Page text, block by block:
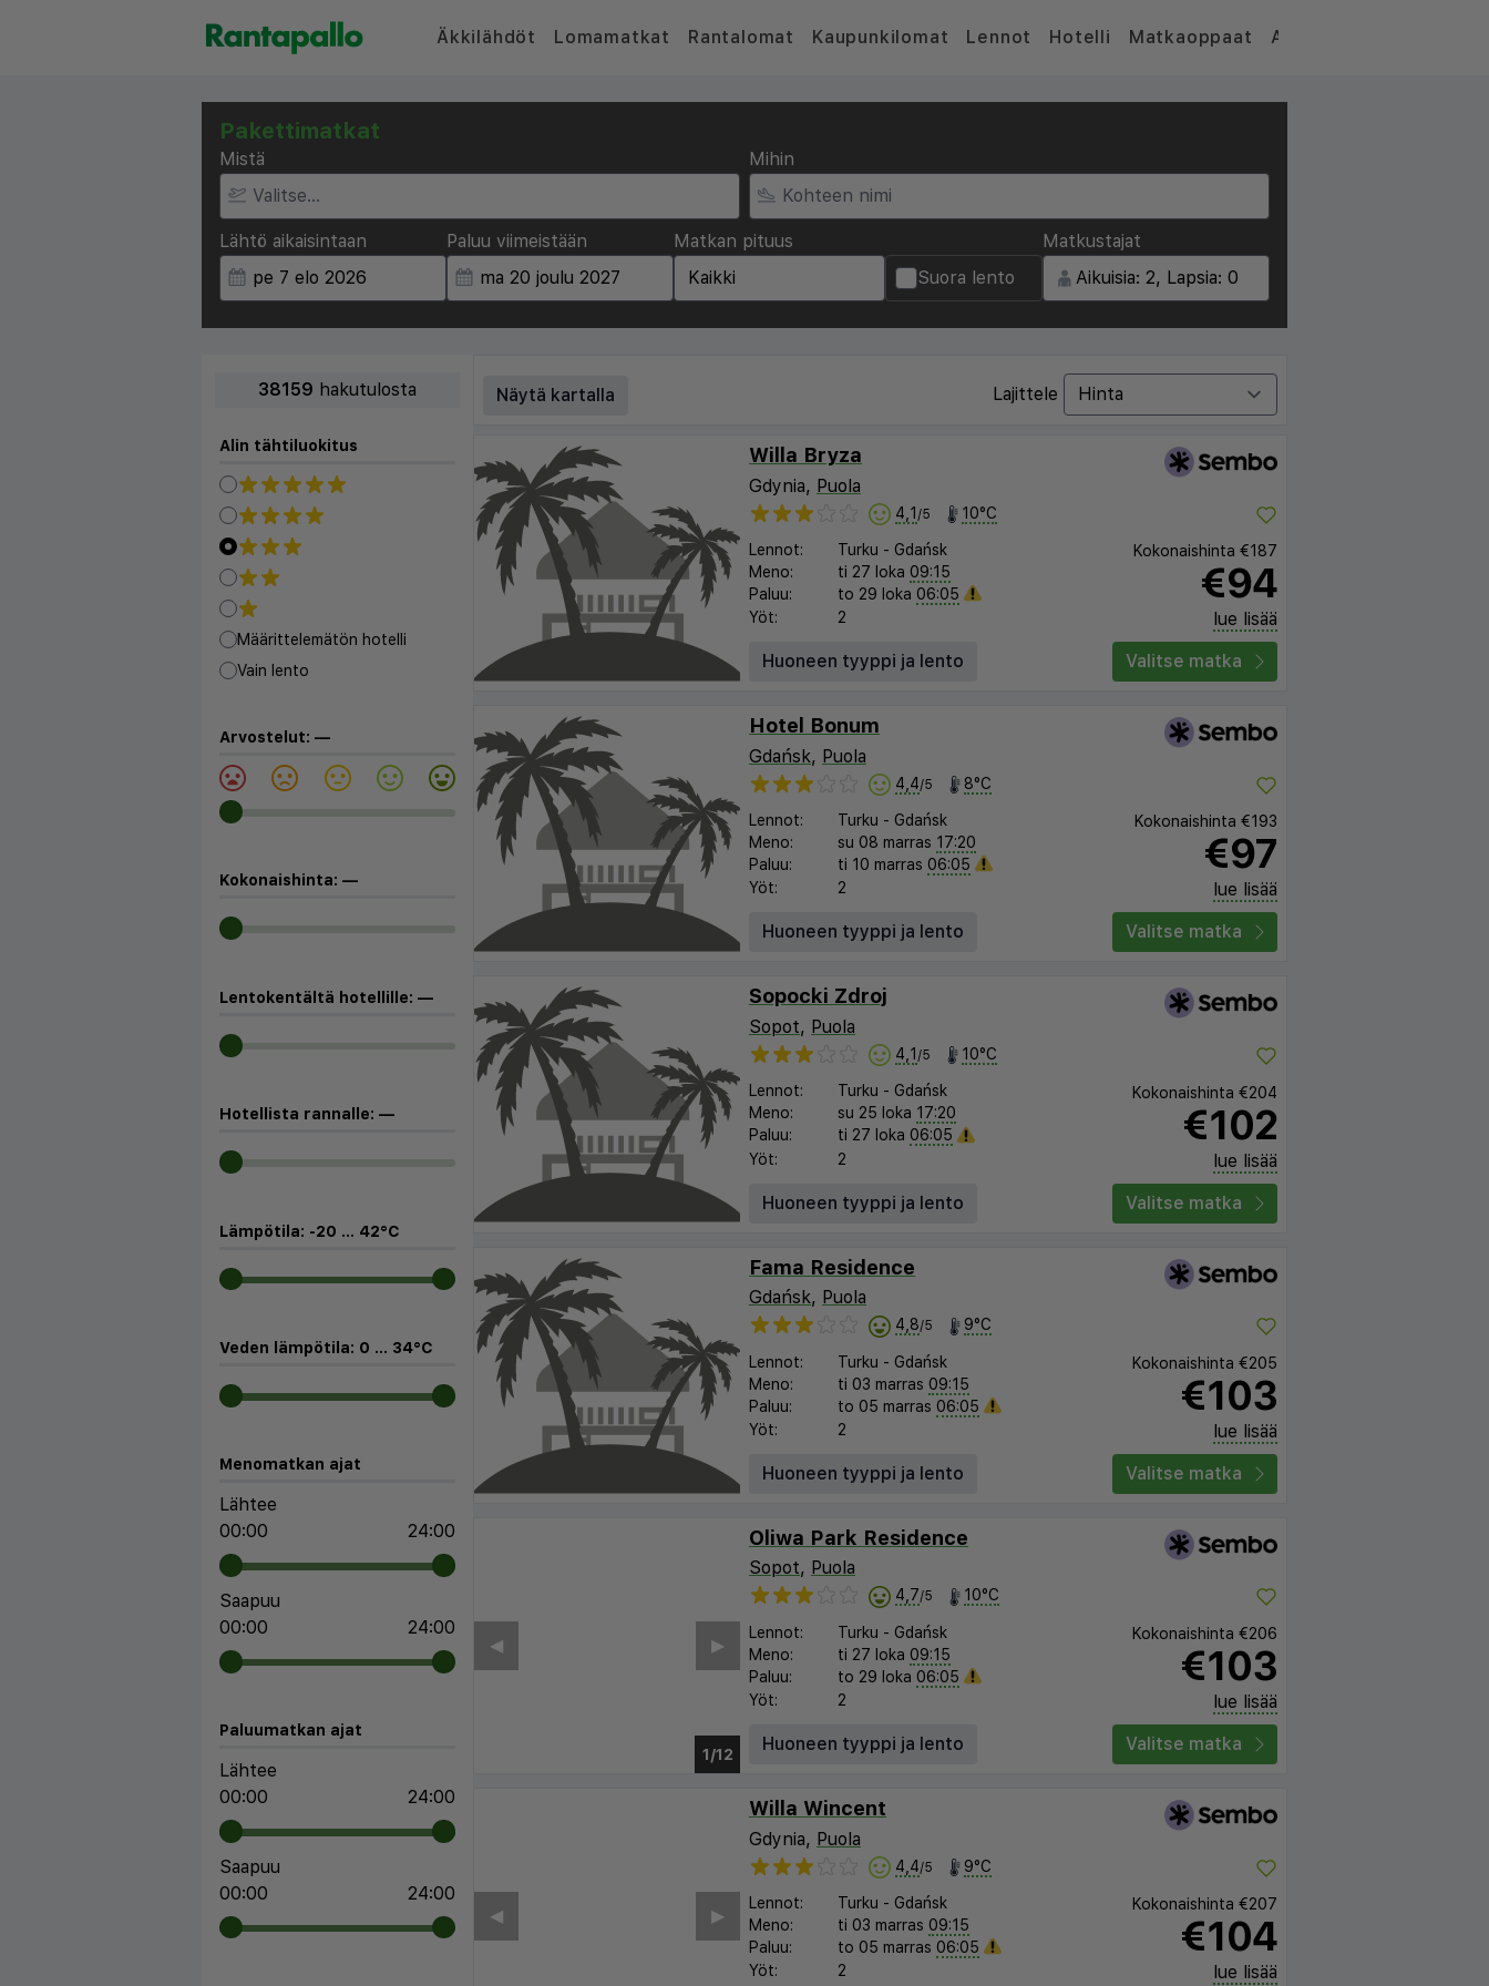
Äkkilähdöt Lomamatkat Rantalomat Kaupunkilomat Lennot Hotelli Matkaoppaat Artikkelit
Pakettimatkat
Mistä Mihin
Lähtö aikaisintaan Paluu viimeistään
Matkan pituus
Suora lento
Matkustajat
38159 hakutulosta
Alin tähtiluokitus
Määrittelemätön hotelli
Vain lento
Arvostelut: —
Kokonaishinta: —
Lentokentältä hotellille: —
Hotellista rannalle: —
Lämpötila: -20 ... 42°C
Veden lämpötila: 0 ... 34°C
Menomatkan ajat
Lähtee
00:00
24:00
Saapuu
00:00
24:00
Paluumatkan ajat
Lähtee
00:00
24:00
Saapuu
00:00
24:00
Näytä kartalla Lajittele
Willa Bryza
Gdynia, Puola
4,1 /5 10°C
Lennot: Turku - Gdańsk
Meno:
ti 27 loka 09:15
Paluu:
to 29 loka 06:05
Yöt:
2
Kokonaishinta €187
€94
lue lisää
Huoneen tyyppi ja lento
Valitse matka
Hotel Bonum
Gdańsk, Puola
4,4/5 8°C
Lennot: Turku - Gdańsk
Meno:
su 08 marras 17:20
Paluu:
ti 10 marras 06:05
Yöt:
2
Kokonaishinta €193
€97
lue lisää
Huoneen tyyppi ja lento
Valitse matka
Sopocki Zdroj
Sopot, Puola
4,1 /5 10°C
Lennot: Turku - Gdańsk
Meno:
su 25 loka 17:20
Paluu:
ti 27 loka 06:05
Yöt:
2
Kokonaishinta €204
€102
lue lisää
Huoneen tyyppi ja lento
Valitse matka
Fama Residence
Gdańsk, Puola
4,8/5 9°C
Lennot: Turku - Gdańsk
Meno:
ti 03 marras 09:15
Paluu:
to 05 marras 06:05
Yöt:
2
Kokonaishinta €205
€103
lue lisää
Huoneen tyyppi ja lento
Valitse matka
1/6
▶︎
◀︎
Oliwa Park Residence
Sopot, Puola
4,7/5 10°C
Lennot: Turku - Gdańsk
Meno:
ti 27 loka 09:15
Paluu:
to 29 loka 06:05
Yöt:
2
Kokonaishinta €206
€103
lue lisää
Huoneen tyyppi ja lento
Valitse matka
▶︎
◀︎
Willa Wincent
Gdynia, Puola
4,4/5 9°C
Lennot: Turku - Gdańsk
Meno:
ti 03 marras 09:15
Paluu:
to 05 marras 06:05
Yöt:
2
Kokonaishinta €207
€104
lue lisää